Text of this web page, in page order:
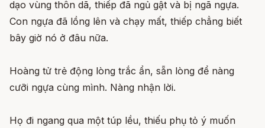
dạo vùng thôn dã, thiếp đã ngủ gật và bị ngã ngựa.
Con ngựa đã lồng lên và chạy mất, thiếp chẳng biết
bây giờ nó ở đâu nữa.
Hoàng tử trẻ động lòng trắc ẩn, sẵn lòng để nàng
cưỡi ngựa cùng mình. Nàng nhận lời.
Họ đi ngang qua một túp lều, thiếu phụ tỏ ý muốn